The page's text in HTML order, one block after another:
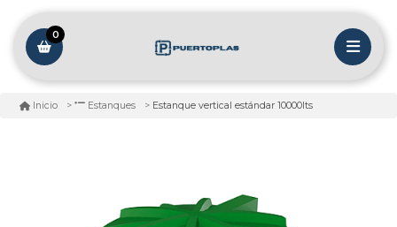
0
Inicio Estanques Estanque vertical estándar 10000lts